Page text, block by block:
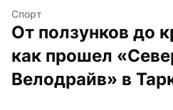
Спорт
От ползунков до
как прошел
Велодрайв» в